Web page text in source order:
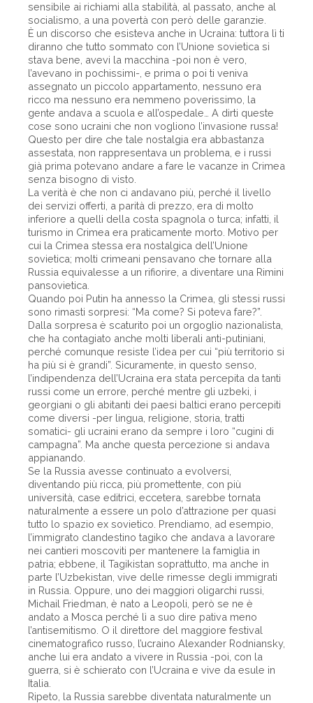
sensibile ai richiami alla stabilità, al passato, anche al
socialismo, a una povertà con però delle garanzie.
È un discorso che esisteva anche in Ucraina: tuttora lì ti
diranno che tutto sommato con l’Unione sovietica si
stava bene, avevi la macchina -poi non è vero,
l’avevano in pochissimi-, e prima o poi ti veniva
assegnato un piccolo appartamento, nessuno era
ricco ma nessuno era nemmeno poverissimo, la
gente andava a scuola e all’ospedale… A dirti queste
cose sono ucraini che non vogliono l’invasione russa!
Questo per dire che tale nostalgia era abbastanza
assestata, non rappresentava un problema, e i russi
già prima potevano andare a fare le vacanze in Crimea
senza bisogno di visto.
La verità è che non ci andavano più, perché il livello
dei servizi offerti, a parità di prezzo, era di molto
inferiore a quelli della costa spagnola o turca; infatti, il
turismo in Crimea era praticamente morto. Motivo per
cui la Crimea stessa era nostalgica dell’Unione
sovietica; molti crimeani pensavano che tornare alla
Russia equivalesse a un rifiorire, a diventare una Rimini
pansovietica.
Quando poi Putin ha annesso la Crimea, gli stessi russi
sono rimasti sorpresi: “Ma come? Si poteva fare?”.
Dalla sorpresa è scaturito poi un orgoglio nazionalista,
che ha contagiato anche molti liberali anti-putiniani,
perché comunque resiste l’idea per cui “più territorio si
ha più si è grandi”. Sicuramente, in questo senso,
l’indipendenza dell’Ucraina era stata percepita da tanti
russi come un errore, perché mentre gli uzbeki, i
georgiani o gli abitanti dei paesi baltici erano percepiti
come diversi -per lingua, religione, storia, tratti
somatici- gli ucraini erano da sempre i loro “cugini di
campagna”. Ma anche questa percezione si andava
appianando.
Se la Russia avesse continuato a evolversi,
diventando più ricca, più promettente, con più
università, case editrici, eccetera, sarebbe tornata
naturalmente a essere un polo d’attrazione per quasi
tutto lo spazio ex sovietico. Prendiamo, ad esempio,
l’immigrato clandestino tagiko che andava a lavorare
nei cantieri moscoviti per mantenere la famiglia in
patria; ebbene, il Tagikistan soprattutto, ma anche in
parte l’Uzbekistan, vive delle rimesse degli immigrati
in Russia. Oppure, uno dei maggiori oligarchi russi,
Michail Friedman, è nato a Leopoli, però se ne è
andato a Mosca perché lì a suo dire pativa meno
l’antisemitismo. O il direttore del maggiore festival
cinematografico russo, l’ucraino Alexander Rodniansky,
anche lui era andato a vivere in Russia -poi, con la
guerra, si è schierato con l’Ucraina e vive da esule in
Italia.
Ripeto, la Russia sarebbe diventata naturalmente un